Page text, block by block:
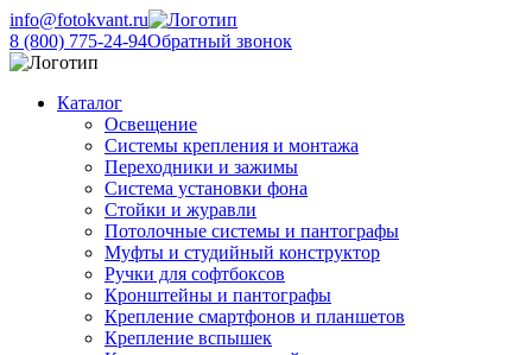
info@fotokvant.ru
8 (800) 775-24-94Обратный звонок
Каталог
Освещение
Системы крепления и монтажа
Переходники и зажимы
Система установки фона
Стойки и журавли
Потолочные системы и пантографы
Муфты и студийный конструктор
Ручки для софтбоксов
Кронштейны и пантографы
Крепление смартфонов и планшетов
Крепление вспышек